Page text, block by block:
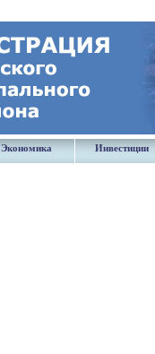
Экономика Инвестиции